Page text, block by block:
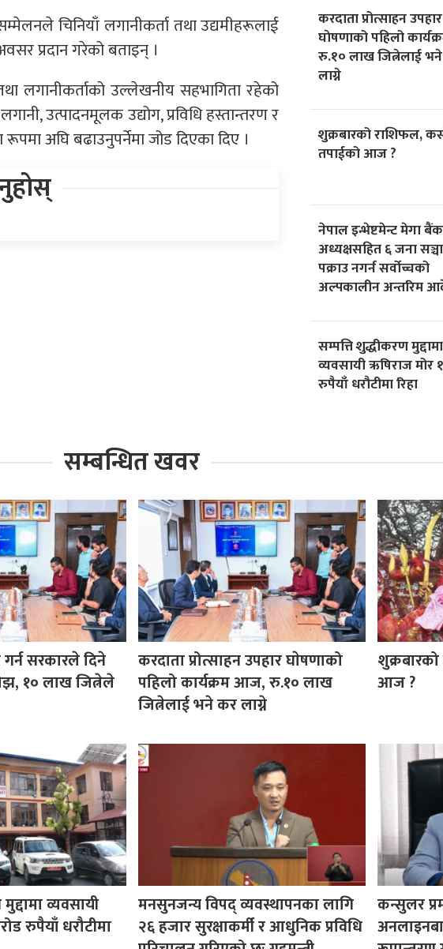
चिनियाँ लगानीकर्ता तथा उद्यमीहरूलाई
प्रदान गरेको बताइन् ।
लगानीकर्ताको उल्लेखनीय सहभागिता रहेको
उत्पादनमूलक उद्योग, प्रविधि हस्तान्तरण र
अघि बढाउनुपर्नेमा जोड दिएका दिए ।
करदाता प्रोत्साहन उपहार
घाेषणाको पहिलो
रु.१० लाख जित्नेलाई
लाग्ने
शुक्रबारको राशिफल,
तपाईको आज ?
नेपाल इन्भेष्टमेन्ट मेगा
अध्यक्षसहित ६ जना
पक्राउ नगर्न सर्वोच्चको
अल्पकालीन अन्तरिम
सम्पत्ति शुद्धीकरण मुद्दामा
व्यवसायी ऋषिराज मोर
रुपैयाँ धरौटीमा रिहा
सम्बन्धित खवर
गर्न सरकारले दिने
१० लाख जित्नेले
करदाता प्रोत्साहन उपहार घाेषणाको
पहिलो कार्यक्रम आज, रु.१० लाख
जित्नेलाई भने कर लाग्ने
आज ?
व्यवसायी
रुपैयाँ धरौटीमा
मनसुनजन्य विपद् व्यवस्थापनका लागि
२६ हजार सुरक्षाकर्मी र आधुनिक प्रविधि
कन्सुलर